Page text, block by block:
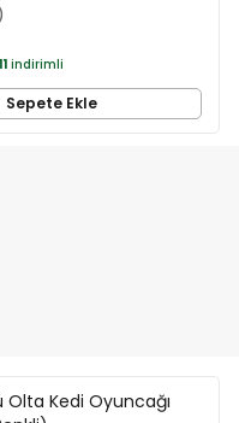
indirimli
Sepete Ekle
Olta Kedi Oyuncağı